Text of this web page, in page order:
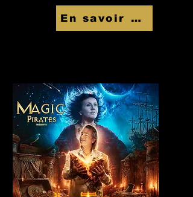
En savoir Plus